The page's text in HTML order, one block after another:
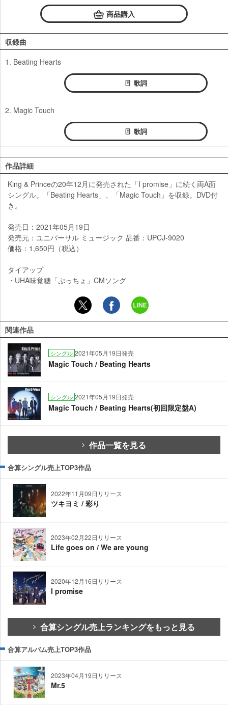
商品購入
収録曲
1. Beating Hearts
歌詞
2. Magic Touch
歌詞
作品詳細
King & Princeの20年12月に発売された「I promise」に続く両A面
シングル。「Beating Hearts」、「Magic Touch」を収録。DVD付
き。
発売日：2021年05月19日
発売元：ユニバーサル ミュージック 品番：UPCJ-9020
価格：1,650円（税込）
タイアップ
・UHA味覚糖「ぷっちょ」CMソング
関連作品
シングル 2021年05月19日発売
Magic Touch / Beating Hearts
シングル 2021年05月19日発売
Magic Touch / Beating Hearts(初回限定盤A)
作品一覧を見る
合算シングル売上TOP3作品
2022年11月09日リリース
ツキヨミ / 彩り
2023年02月22日リリース
Life goes on / We are young
2020年12月16日リリース
I promise
合算シングル売上ランキングをもっと見る
合算アルバム売上TOP3作品
2023年04月19日リリース
Mr.5